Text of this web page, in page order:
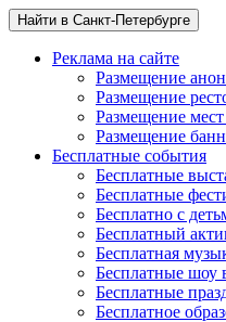
Найти в Санкт-Петербурге
Реклама на сайте
Размещение
Размещение
Размещение
Размещение
Бесплатные события
Бесплатные
Бесплатные
Бесплатно с
Бесплатный
Бесплатная
Бесплатные шоу
Бесплатные
Бесплатное